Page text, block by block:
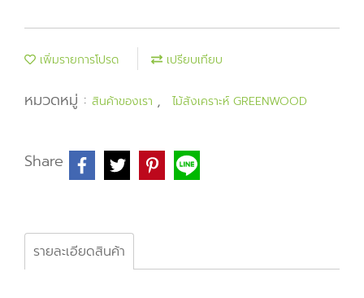
เพิ่มรายการโปรด เปรียบเทียบ
หมวดหมู่ : สินค้าของเรา , ไม้สังเคราะห์ GREENWOOD
Share
รายละเอียดสินค้า